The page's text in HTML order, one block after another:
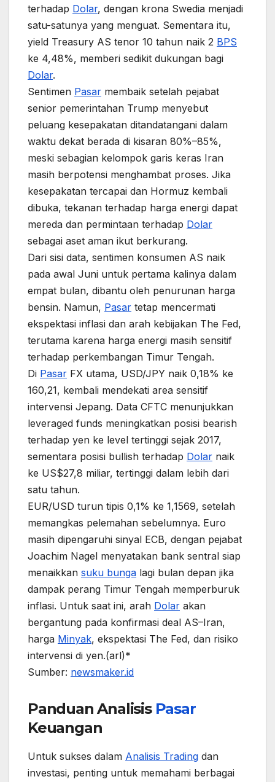
terhadap Dolar, dengan krona Swedia menjadi
satu-satunya yang menguat. Sementara itu,
yield Treasury AS tenor 10 tahun naik 2 BPS
ke 4,48%, memberi sedikit dukungan bagi
Dolar.
Sentimen Pasar membaik setelah pejabat
senior pemerintahan Trump menyebut
peluang kesepakatan ditandatangani dalam
waktu dekat berada di kisaran 80%–85%,
meski sebagian kelompok garis keras Iran
masih berpotensi menghambat proses. Jika
kesepakatan tercapai dan Hormuz kembali
dibuka, tekanan terhadap harga energi dapat
mereda dan permintaan terhadap Dolar
sebagai aset aman ikut berkurang.
Dari sisi data, sentimen konsumen AS naik
pada awal Juni untuk pertama kalinya dalam
empat bulan, dibantu oleh penurunan harga
bensin. Namun, Pasar tetap mencermati
ekspektasi inflasi dan arah kebijakan The Fed,
terutama karena harga energi masih sensitif
terhadap perkembangan Timur Tengah.
Di Pasar FX utama, USD/JPY naik 0,18% ke
160,21, kembali mendekati area sensitif
intervensi Jepang. Data CFTC menunjukkan
leveraged funds meningkatkan posisi bearish
terhadap yen ke level tertinggi sejak 2017,
sementara posisi bullish terhadap Dolar naik
ke US$27,8 miliar, tertinggi dalam lebih dari
satu tahun.
EUR/USD turun tipis 0,1% ke 1,1569, setelah
memangkas pelemahan sebelumnya. Euro
masih dipengaruhi sinyal ECB, dengan pejabat
Joachim Nagel menyatakan bank sentral siap
menaikkan suku bunga lagi bulan depan jika
dampak perang Timur Tengah memperburuk
inflasi. Untuk saat ini, arah Dolar akan
bergantung pada konfirmasi deal AS–Iran,
harga Minyak, ekspektasi The Fed, dan risiko
intervensi di yen.(arl)*
Sumber: newsmaker.id
Panduan Analisis Pasar
Keuangan
Untuk sukses dalam Analisis Trading dan
investasi, penting untuk memahami berbagai